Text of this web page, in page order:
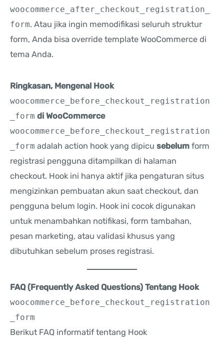
woocommerce_after_checkout_registration_
form. Atau jika ingin memodifikasi seluruh struktur
form, Anda bisa override template WooCommerce di
tema Anda.
Ringkasan, Mengenal Hook
woocommerce_before_checkout_registration
_form di WooCommerce
woocommerce_before_checkout_registration
_form adalah action hook yang dipicu sebelum form
registrasi pengguna ditampilkan di halaman
checkout. Hook ini hanya aktif jika pengaturan situs
mengizinkan pembuatan akun saat checkout, dan
pengguna belum login. Hook ini cocok digunakan
untuk menambahkan notifikasi, form tambahan,
pesan marketing, atau validasi khusus yang
dibutuhkan sebelum proses registrasi.
FAQ (Frequently Asked Questions) Tentang Hook
woocommerce_before_checkout_registration
_form
Berikut FAQ informatif tentang Hook